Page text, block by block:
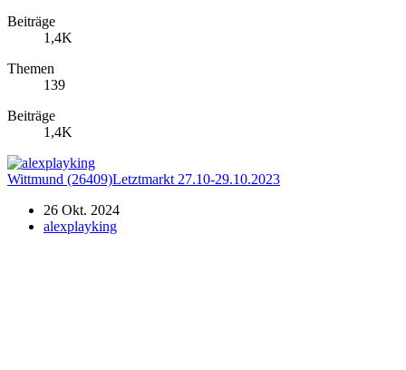
Beiträge
1,4K
Themen
139
Beiträge
1,4K
Wittmund (26409)Letztmarkt 27.10-29.10.2023
26 Okt. 2024
alexplayking